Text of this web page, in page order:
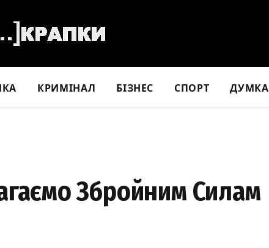
КРИМІНАЛ БІЗНЕС СПОРТ ДУМКА
Збройним Силам